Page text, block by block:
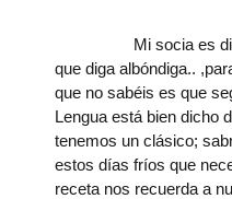
Mi socia es
que diga albóndiga..
que no sabéis es que
Lengua está bien dicho
tenemos un clásico;
estos días fríos que
receta nos recuerda a